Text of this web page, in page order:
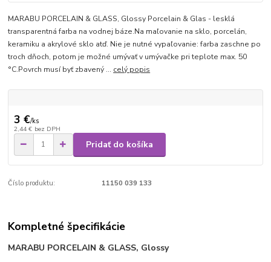
MARABU PORCELAIN & GLASS, Glossy Porcelain & Glas - lesklá
transparentná farba na vodnej báze.Na maľovanie na sklo, porcelán,
keramiku a akrylové sklo atď. Nie je nutné vypaľovanie: farba zaschne po
troch dňoch, potom je možné umývať v umývačke pri teplote max. 50
°C.Povrch musí byť zbavený ... celý popis
3 €/ks
2,44 € bez DPH
Pridať do košíka
Číslo produktu: 11150 039 133
Kompletné špecifikácie
MARABU PORCELAIN & GLASS, Glossy